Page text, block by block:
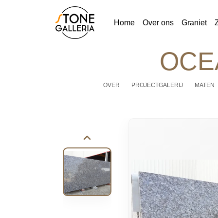
Home Over ons Graniet
OVER PROJECTGALERIJ MATEN